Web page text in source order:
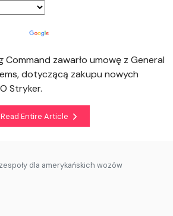
zawarło umowę z General
dotyczącą zakupu nowych
Stryker.
Read Entire Article
dla amerykańskich wozów